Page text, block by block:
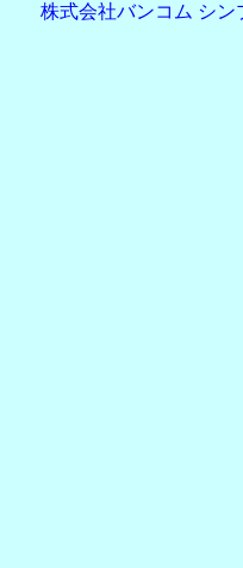
株式会社バンコム シン